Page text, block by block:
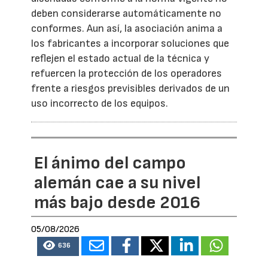
deben considerarse automáticamente no
conformes. Aun así, la asociación anima a
los fabricantes a incorporar soluciones que
reflejen el estado actual de la técnica y
refuercen la protección de los operadores
frente a riesgos previsibles derivados de un
uso incorrecto de los equipos.
El ánimo del campo
alemán cae a su nivel
más bajo desde 2016
05/08/2026
636